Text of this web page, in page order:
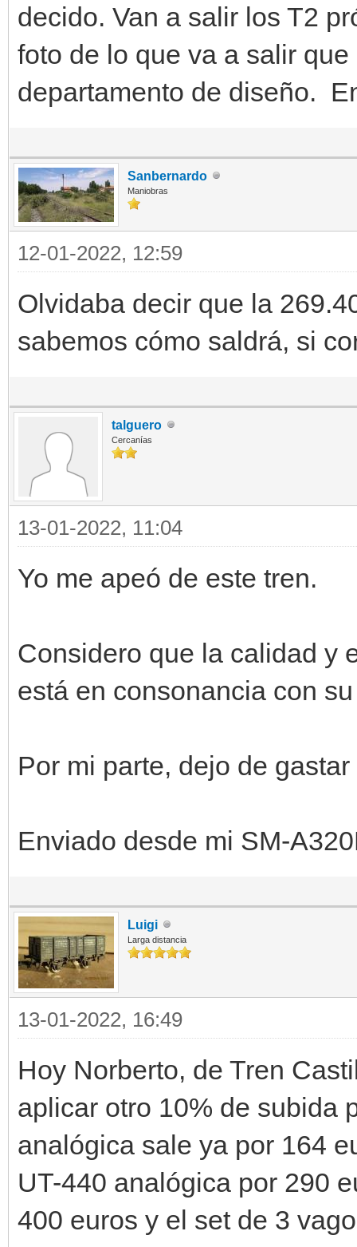
decido. Van a salir los T2
foto de lo que va a salir
departamento de diseño.
Sanbernardo
Maniobras
12-01-2022, 12:59
Olvidaba decir que la
sabemos cómo saldrá, si
talguero
Cercanías
13-01-2022, 11:04
Yo me apeó de este tren.
Considero que la calidad y
está en consonancia con
Por mi parte, dejo de
Enviado desde mi SM-
Luigi
Larga distancia
13-01-2022, 16:49
Hoy Norberto, de Tren
aplicar otro 10% de subida
analógica sale ya por 164
UT-440 analógica por 290
400 euros y el set de 3